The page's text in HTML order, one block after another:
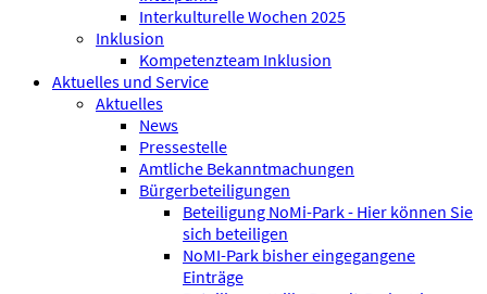
Interkulturelle Wochen 2025
Inklusion
Kompetenzteam Inklusion
Aktuelles und Service
Aktuelles
News
Pressestelle
Amtliche Bekanntmachungen
Bürgerbeteiligungen
Beteiligung NoMi-Park - Hier können Sie
sich beteiligen
NoMI-Park bisher eingegangene
Einträge